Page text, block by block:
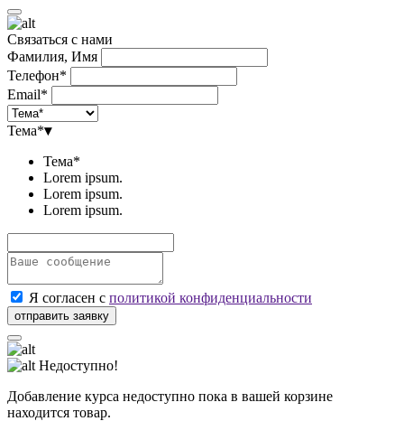
Связаться с нами
Фамилия, Имя
Телефон*
Email*
Тема*▾
Тема*
Lorem ipsum.
Lorem ipsum.
Lorem ipsum.
Я согласен с политикой конфиденциальности
Недоступно!
Добавление курса недоступно пока в вашей корзине
находится товар.